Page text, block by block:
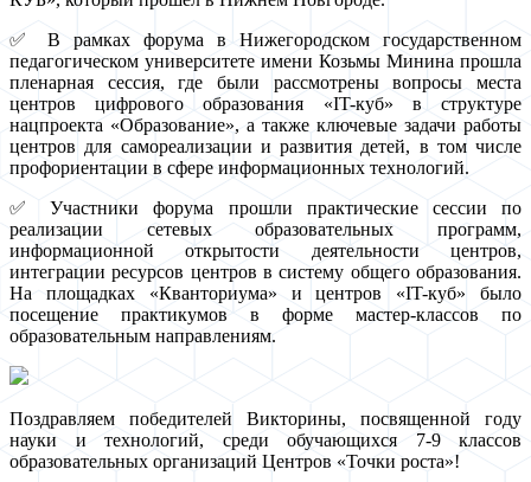
✅ В рамках форума в Нижегородском государственном
педагогическом университете имени Козьмы Минина прошла
пленарная сессия, где были рассмотрены вопросы места
центров цифрового образования «IT-куб» в структуре
нацпроекта «Образование», а также ключевые задачи работы
центров для самореализации и развития детей, в том числе
профориентации в сфере информационных технологий.
✅ Участники форума прошли практические сессии по
реализации сетевых образовательных программ,
информационной открытости деятельности центров,
интеграции ресурсов центров в систему общего образования.
На площадках «Кванториума» и центров «IT-куб» было
посещение практикумов в форме мастер-классов по
образовательным направлениям.
Поздравляем победителей Викторины, посвященной году
науки и технологий, среди обучающихся 7-9 классов
образовательных организаций Центров «Точки роста»!